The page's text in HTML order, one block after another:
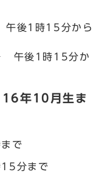
後1時15分から
午後1時15分か
16年10月生ま
で
分まで